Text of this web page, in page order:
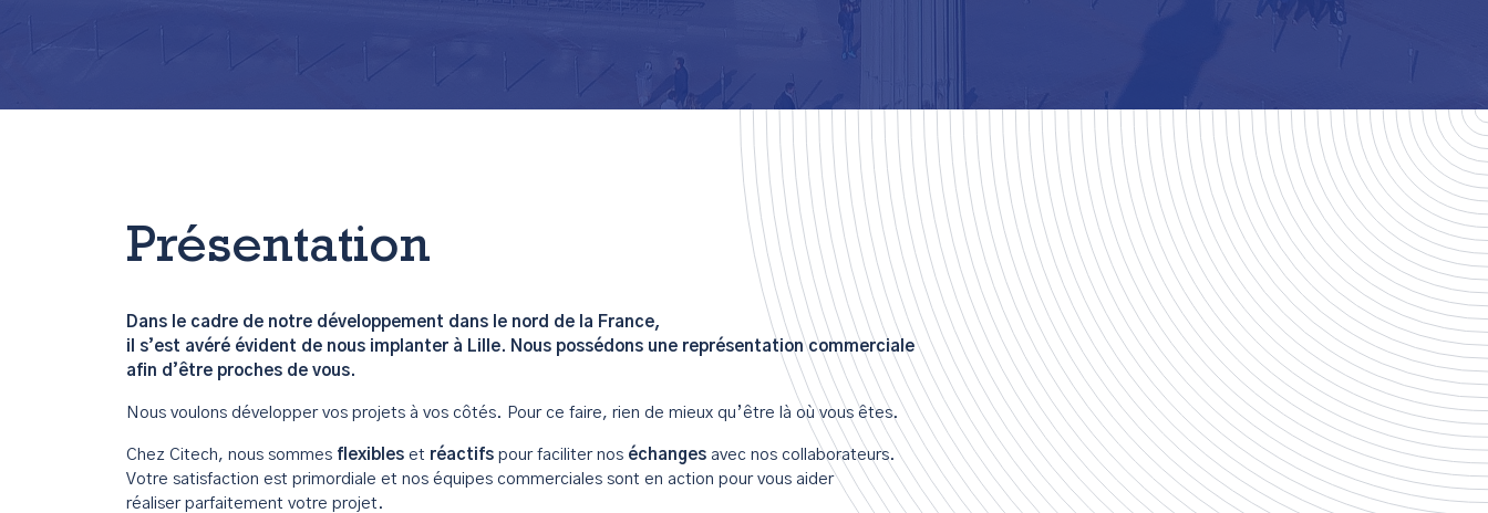
Présentation
Dans le cadre de notre développement dans le nord de la France,
il s’est avéré évident de nous implanter à Lille. Nous possédons une représentation commerciale
afin d’être proches de vous.
Nous voulons développer vos projets à vos côtés. Pour ce faire, rien de mieux qu’être là où vous êtes.
Chez Citech, nous sommes flexibles et réactifs pour faciliter nos échanges avec nos collaborateurs.
Votre satisfaction est primordiale et nos équipes commerciales sont en action pour vous aider
réaliser parfaitement votre projet.